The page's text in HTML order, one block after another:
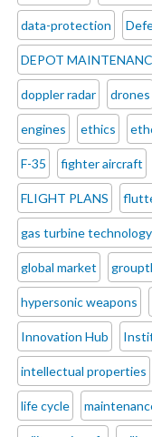
data-protection
DEPOT
doppler radar drones
engines ethics
F-35 fighter aircraft
FLIGHT PLANS
gas turbine technology
global market
hypersonic weapons
Innovation Hub
intellectual properties
life cycle